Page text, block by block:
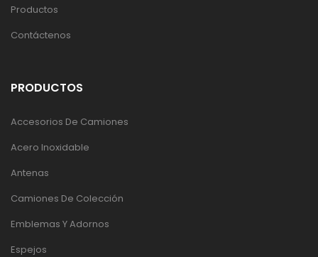
Productos
Contáctenos
PRODUCTOS
Accesorios De Camiones
Acero Inoxidable
Antenas
Camiones De Colección
Emblemas Y Adornos
Espejos